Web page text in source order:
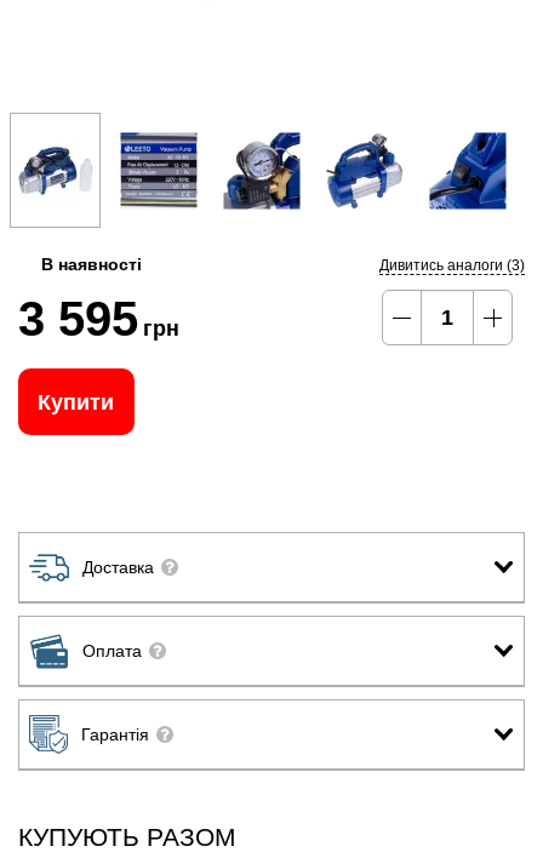
В наявності Дивитись аналоги (3)
3 595 грн
Купити
Доставка
Оплата
Гарантія
КУПУЮТЬ РАЗОМ